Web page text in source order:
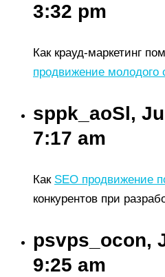
3:32 pm
Как крауд-маркетинг
продвижение молодого
sppk_aoSl,
7:17 am
Как SEO продвижение
конкурентов при
psvps_ocon,
9:25 am